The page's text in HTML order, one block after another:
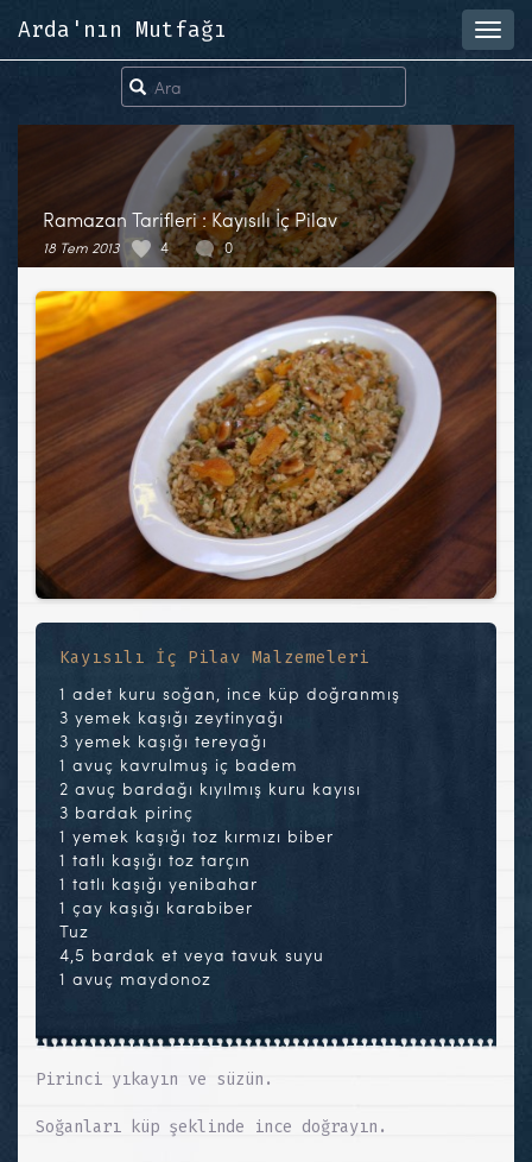
Arda'nın Mutfağı
Ramazan Tarifleri : Kayısılı İç Pilav
18 Tem 2013 4 0
Kayısılı İç Pilav Malzemeleri
1 adet kuru soğan, ince küp doğranmış
3 yemek kaşığı zeytinyağı
3 yemek kaşığı tereyağı
1 avuç kavrulmuş iç badem
2 avuç bardağı kıyılmış kuru kayısı
3 bardak pirinç
1 yemek kaşığı toz kırmızı biber
1 tatlı kaşığı toz tarçın
1 tatlı kaşığı yenibahar
1 çay kaşığı karabiber
Tuz
4,5 bardak et veya tavuk suyu
1 avuç maydonoz
Pirinci yıkayın ve süzün.
Soğanları küp şeklinde ince doğrayın.